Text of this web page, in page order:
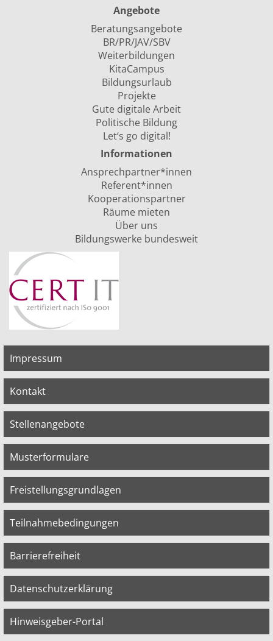
Angebote
Beratungsangebote
BR/PR/JAV/SBV
Weiterbildungen
KitaCampus
Bildungsurlaub
Projekte
Gute digitale Arbeit
Politische Bildung
Let‘s go digital!
Informationen
Ansprechpartner*innen
Referent*innen
Kooperationspartner
Räume mieten
Über uns
Bildungswerke bundesweit
Impressum
Kontakt
Stellenangebote
Musterformulare
Freistellungsgrundlagen
Teilnahmebedingungen
Barrierefreiheit
Datenschutzerklärung
Hinweisgeber-Portal